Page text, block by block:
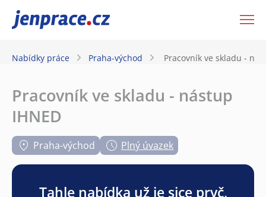
JenPráce.cz
Nabídky práce Praha-východ Pracovník ve skladu -
Pracovník ve skladu - nástup
IHNED
Praha-východ Plný úvazek
Tahle nabídka už je sice pryč,